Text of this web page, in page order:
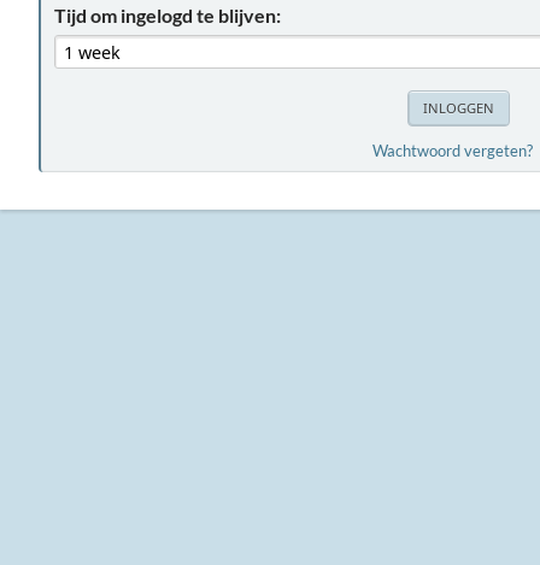
Tijd om ingelogd te blijven:
Wachtwoord vergeten?